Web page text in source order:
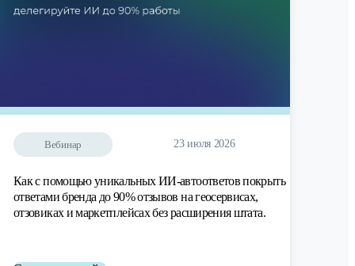
Вебинар 23 июля 2026
Как с помощью уникальных ИИ-автоответов покрыть
ответами бренда до 90% отзывов на геосервисах,
отзовиках и маркетплейсах без расширения штата.